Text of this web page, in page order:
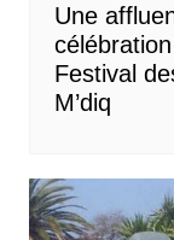
Une
Festival
M’diq